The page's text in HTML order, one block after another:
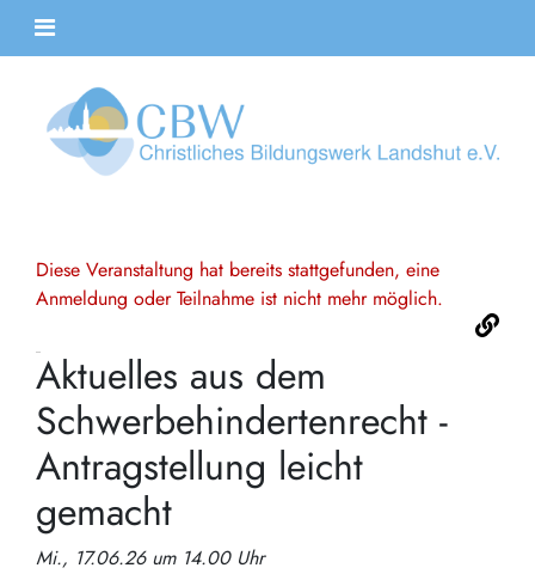
Diese Veranstaltung hat bereits stattgefunden, eine
Anmeldung oder Teilnahme ist nicht mehr möglich.
Aktuelles aus dem
Schwerbehindertenrecht -
Antragstellung leicht
gemacht
Mi., 17.06.26 um 14.00 Uhr